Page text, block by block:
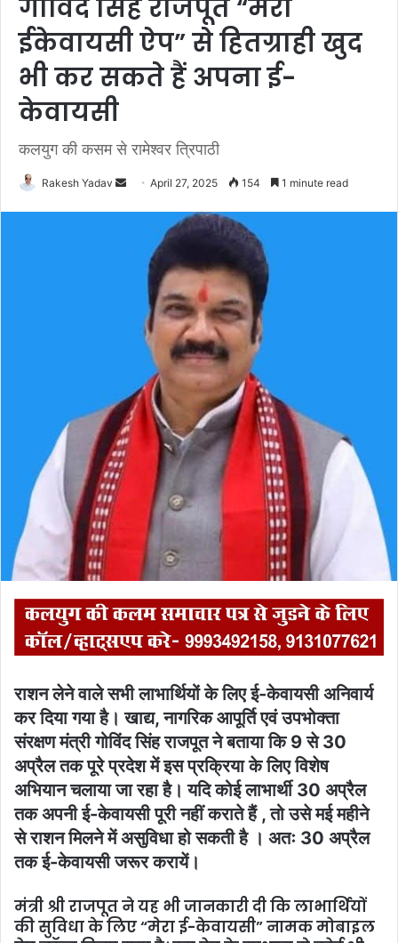
गोविंद सिंह राजपूत “मेरा
ईकेवायसी ऐप” से हितग्राही खुद
भी कर सकते हैं अपना ई-
केवायसी
कलयुग की कसम से रामेश्वर त्रिपाठी
Rakesh Yadav
l
April 27, 2025 154 1 minute read
राशन लेने वाले सभी लाभार्थियों के लिए ई-केवायसी अनिवार्य
कर दिया गया है। खाद्य, नागरिक आपूर्ति एवं उपभोक्ता
संरक्षण मंत्री गोविंद सिंह राजपूत ने बताया कि 9 से 30
अप्रैल तक पूरे प्रदेश में इस प्रक्रिया के लिए विशेष
अभियान चलाया जा रहा है। यदि कोई लाभार्थी 30 अप्रैल
तक अपनी ई-केवायसी पूरी नहीं कराते हैं , तो उसे मई महीने
से राशन मिलने में असुविधा हो सकती है । अतः 30 अप्रैल
तक ई-केवायसी जरूर करायें।
मंत्री श्री राजपूत ने यह भी जानकारी दी कि लाभार्थियों
की सुविधा के लिए “मेरा ई-केवायसी” नामक मोबाइल